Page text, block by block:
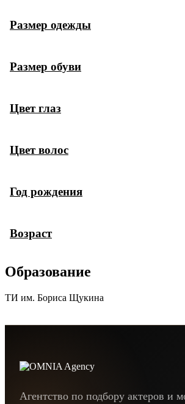
Размер одежды
Размер обуви
Цвет глаз
Цвет волос
Год рождения
Возраст
Образование
ТИ им. Бориса Щукина
Агентство по подбору актеров и